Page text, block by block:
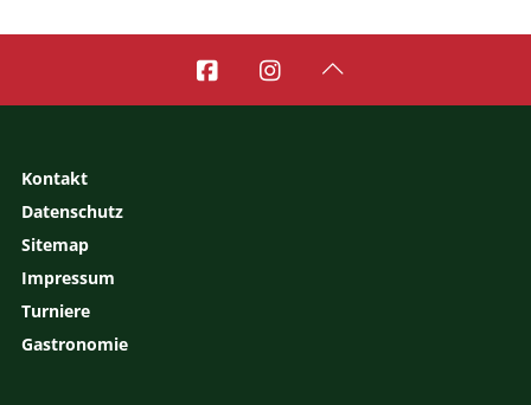
  
Kontakt
Datenschutz
Sitemap
Impressum
Turniere
Gastronomie